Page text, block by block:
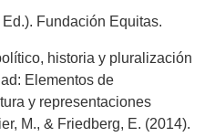
Fundación Equitas.
historia y pluralización
Elementos de
y representaciones
M., & Friedberg, E. (2014).